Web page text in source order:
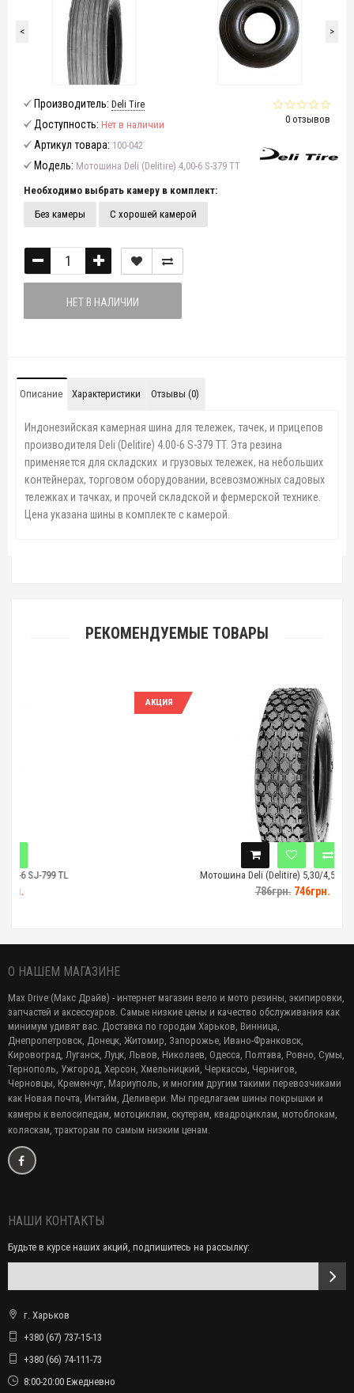
< >
0 отзывов
Производитель: Deli Tire
Доступность: Нет в наличии
Артикул товара: 100-042
Модель: Мотошина Deli (Delitire) 4,00-6 S-379 TT
Необходимо выбрать камеру в комплект:
Без камеры
С хорошей камерой
НЕТ В НАЛИЧИИ
Описание Характеристики Отзывы (0)
Индонезийская камерная шина для тележек, тачек, и прицепов
производителя Deli (Delitire) 4.00-6 S-379 TT. Эта резина
применяется для складских и грузовых тележек, на небольших
контейнерах, торговом оборудовании, всевозможных садовых
тележках и тачках, и прочей складской и фермерской технике.
Цена указана шины в комплекте с камерой.
РЕКОМЕНДУЕМЫЕ ТОВАРЫ
TL Мотошина Deli (Delitire) 5,30/4,50-6 S-356 TT
746грн.
О НАШЕМ МАГАЗИНЕ
Max Drive (Макс Драйв) - интернет магазин вело и мото резины, экипировки,
запчастей и аксессуаров. Самые низкие цены и качество обслуживания как
минимум удивят вас. Доставка по городам Харьков, Винница,
Днепропетровск, Донецк, Житомир, Запорожье, Ивано-Франковск,
Кировоград, Луганск, Луцк, Львов, Николаев, Одесса, Полтава, Ровно, Сумы,
Тернополь, Ужгород, Херсон, Хмельницкий, Черкассы, Чернигов,
Черновцы, Кременчуг, Мариуполь, и многим другим такими перевозчиками
как Новая почта, Интайм, Деливери. Мы предлагаем шины покрышки и
камеры к велосипедам, мотоциклам, скутерам, квадроциклам, мотоблокам,
коляскам, тракторам по самым низким ценам.
НАШИ КОНТАКТЫ
Будьте в курсе наших акций, подпишитесь на рассылку:
г. Харьков
+380 (67) 737-15-13
+380 (66) 74-111-73
8:00-20:00 Ежедневно